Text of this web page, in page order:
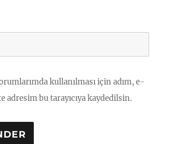
kullanılması için adım, e-
adresim bu tarayıcıya kaydedilsin.